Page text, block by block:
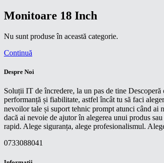
Monitoare 18 Inch
Nu sunt produse în această categorie.
Continuă
Despre Noi
Soluții IT de încredere, la un pas de tine
performanță și fiabilitate, astfel încât tu să faci
nevoilor tale și suport tehnic prompt atunci când
dacă ai nevoie de ajutor în alegerea unui produs
rapid. Alege siguranța, alege profesionalismul.
0733088041